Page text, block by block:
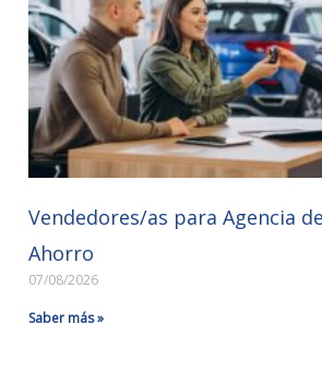
Vendedores/as para Agencia
Ahorro
07/08/2026
Saber más »